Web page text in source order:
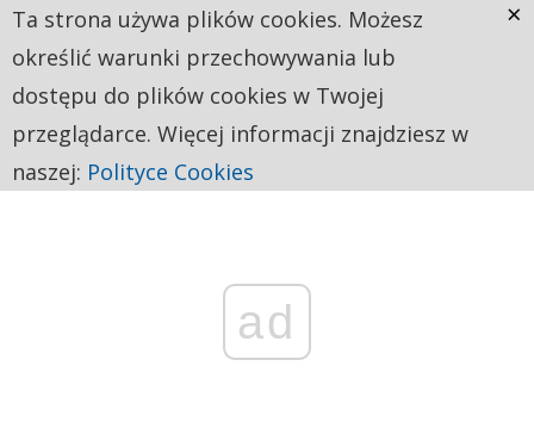
ad
Ta strona używa plików cookies. Możesz
określić warunki przechowywania lub
dostępu do plików cookies w Twojej
przeglądarce. Więcej informacji znajdziesz w
naszej: Polityce Cookies
×